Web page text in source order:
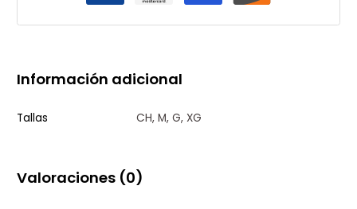
Información adicional
Tallas CH, M, G, XG
Valoraciones (0)